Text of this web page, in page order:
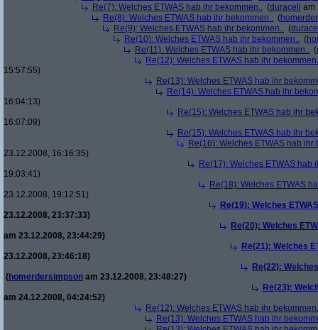
Re(7): Welches ETWAS hab ihr bekommen.. (duracell
am
Re(8): Welches ETWAS hab ihr bekommen.. (
Re(9): Welches ETWAS hab ihr bekommen.. (
Re(10): Welches ETWAS hab ihr bekommen.. (
Re(11): Welches ETWAS hab ihr bekommen.. (
Re(12): Welches ETWAS hab ihr
15:57:55)
Re(13): Welches ETWAS hab ihr
Re(14): Welches ETWAS hab ihr
16:04:13)
Re(15): Welches ETWAS hab ihr
16:07:09)
Re(15): Welches ETWAS hab ihr
Re(16): Welches ETWAS hab ihr
23.12.2008, 16:16:35)
Re(17): Welches ETWAS hab
19:03:41)
Re(18): Welches ETWAS
23.12.2008, 19:12:51)
Re(19): Welches
23.12.2008, 23:37:33)
Re(20): Welches
am 23.12.2008, 23:44:29)
Re(21): Welches
23.12.2008, 23:46:18)
Re(22):
(homerdersimpson am 23.12.2008, 23:48:27)
Re(23):
am 24.12.2008, 04:24:52)
Re(12): Welches ETWAS hab ihr
Re(13): Welches ETWAS hab ihr